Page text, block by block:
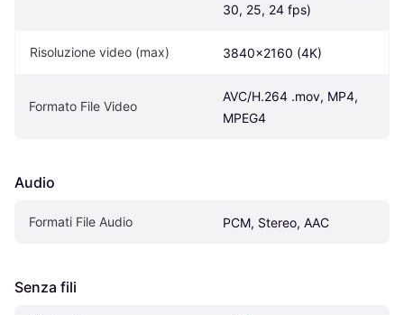
30, 25, 24 fps)
Risoluzione video (max) 3840x2160 (4K)
Formato File Video
AVC/H.264 .mov, MP4,
MPEG4
Audio
Formati File Audio PCM, Stereo, AAC
Senza fili